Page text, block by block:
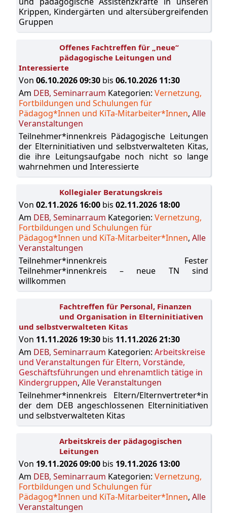
Krippen, Kindergärten und altersübergreifenden
Gruppen
Offenes Fachtreffen für „neue“
pädagogische Leitungen und
Interessierte
Von 06.10.2026 09:30 bis 06.10.2026 11:30
Am DEB, Seminarraum Kategorien: Vernetzung,
Fortbildungen und Schulungen für
Pädagog*Innen und KiTa-Mitarbeiter*Innen, Alle
Veranstaltungen
Teilnehmer*innenkreis Pädagogische Leitungen
der Elterninitiativen und selbstverwalteten Kitas,
die ihre Leitungsaufgabe noch nicht so lange
wahrnehmen und Interessierte
Kollegialer Beratungskreis
Von 02.11.2026 16:00 bis 02.11.2026 18:00
Am DEB, Seminarraum Kategorien: Vernetzung,
Fortbildungen und Schulungen für
Pädagog*Innen und KiTa-Mitarbeiter*Innen, Alle
Veranstaltungen
Teilnehmer*innenkreis Fester
Teilnehmer*innenkreis – neue TN sind
willkommen
Fachtreffen für Personal, Finanzen
und Organisation in Elterninitiativen
und selbstverwalteten Kitas
Von 11.11.2026 19:30 bis 11.11.2026 21:30
Am DEB, Seminarraum Kategorien: Arbeitskreise
und Veranstaltungen für Eltern, Vorstände,
Geschäftsführungen und ehrenamtlich tätige in
Kindergruppen, Alle Veranstaltungen
Teilnehmer*innenkreis Eltern/Elternvertreter*in
der dem DEB angeschlossenen Elterninitiativen
und selbstverwalteten Kitas
Arbeitskreis der pädagogischen
Leitungen
Von 19.11.2026 09:00 bis 19.11.2026 13:00
Am DEB, Seminarraum Kategorien: Vernetzung,
Fortbildungen und Schulungen für
Pädagog*Innen und KiTa-Mitarbeiter*Innen, Alle
Veranstaltungen